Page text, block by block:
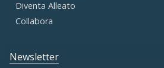
Diventa Alleato
Collabora
Newsletter